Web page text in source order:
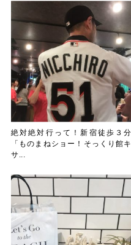
絶対絶対行って！新宿徒歩３分
「ものまねショー！そっくり館キ
サ...